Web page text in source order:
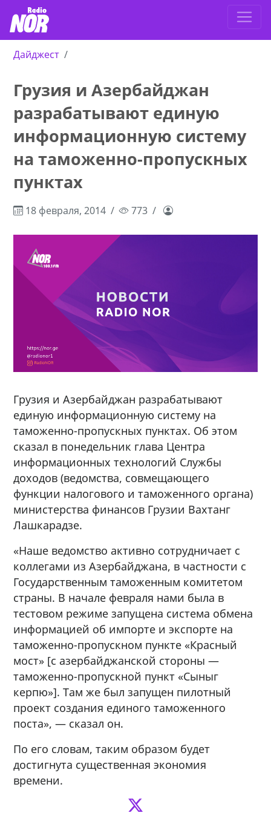
Дайджест
Грузия и Азербайджан
разрабатывают единую
информационную систему
на таможенно-пропускных
пунктах
18 февраля, 2014 773
Грузия и Азербайджан разрабатывают
единую информационную систему на
таможенно-пропускных пунктах. Об этом
сказал в понедельник глава Центра
информационных технологий Службы
доходов (ведомства, совмещающего
функции налогового и таможенного органа)
министерства финансов Грузии Вахтанг
Лашкарадзе.
«Наше ведомство активно сотрудничает с
коллегами из Азербайджана, в частности с
Государственным таможенным комитетом
страны. В начале февраля нами была в
тестовом режиме запущена система обмена
информацией об импорте и экспорте на
таможенно-пропускном пункте «Красный
мост» [с азербайджанской стороны —
таможенно-пропускной пункт «Сыныг
керпю»]. Там же был запущен пилотный
проект создания единого таможенного
поста», — сказал он.
По его словам, таким образом будет
достигнута существенная экономия
времени.